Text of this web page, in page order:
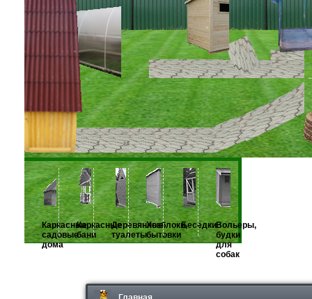
Каркасные
садовые
дома
Каркасные
бани
Деревянные
туалеты
Хозблоки,
бытовки
БеседкиВольеры,
будки
для
собак